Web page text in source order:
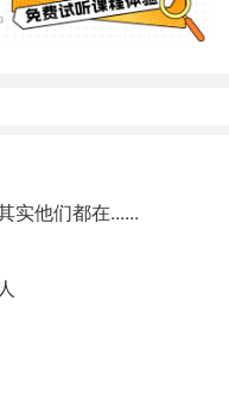
实他们都在......